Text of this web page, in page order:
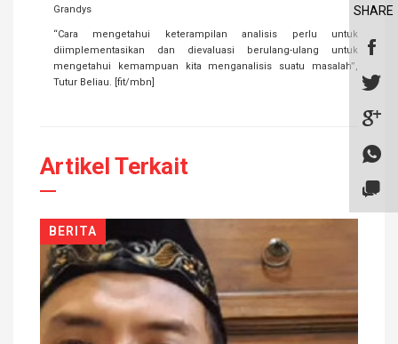
SHARE
Grandys
“Cara mengetahui keterampilan analisis perlu untuk
diimplementasikan dan dievaluasi berulang-ulang untuk
mengetahui kemampuan kita menganalisis suatu masalah”,
Tutur Beliau. [fit/mbn]
Artikel Terkait
BERITA